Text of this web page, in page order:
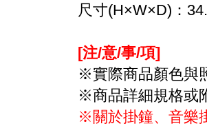
尺寸(H×W×D) ：
[注/意/事/項]
※實際商品顏色與
※商品詳細規格或
※關於掛鐘、音樂